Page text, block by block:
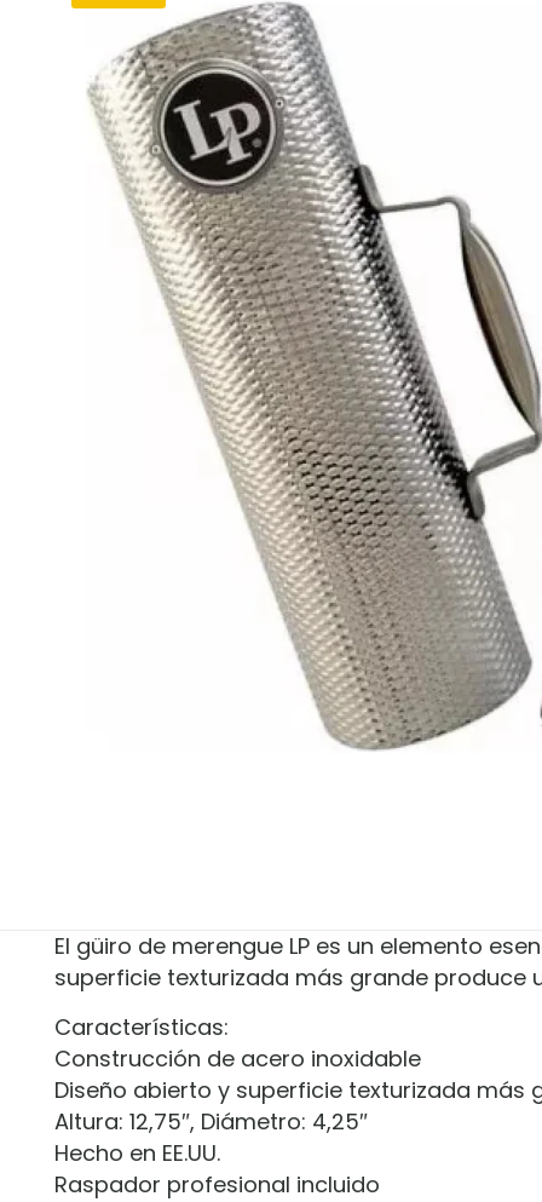
El güiro de merengue LP es un elemento
superficie texturizada más grande produce
Características:
Construcción de acero inoxidable
Diseño abierto y superficie texturizada más
Altura: 12,75″, Diámetro: 4,25″
Hecho en EE.UU.
Raspador profesional incluido